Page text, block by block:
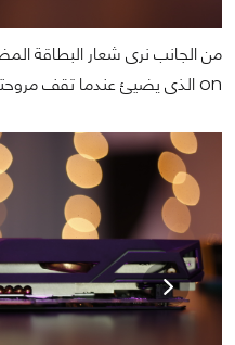
on الذى يضيئ عندما تقف مروحتين التشغيل فى حالة الخمول.